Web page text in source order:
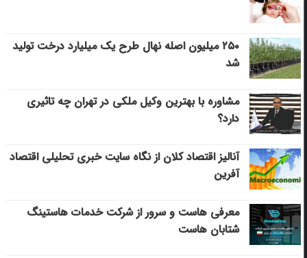
۲۵۰ میلیون اصله نهال طرح یک میلیارد درخت تولید
شد
مشاوره با بهترین وکیل ملکی در تهران چه تاثیری
دارد؟
آنالیز اقتصاد کلان از نگاه سایت خبری تحلیلی اقتصاد
آفرین
معرفی هاست و سرور از شرکت خدمات هاستینگ
شتابان هاست